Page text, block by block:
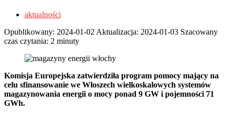
aktualności
Opublikowany: 2024-01-02 Aktualizacja: 2024-01-03 Szacowany
czas czytania: 2 minuty
Komisja Europejska zatwierdziła program pomocy mający na
celu sfinansowanie we Włoszech wielkoskalowych systemów
magazynowania energii o mocy ponad 9 GW i pojemności 71
GWh.